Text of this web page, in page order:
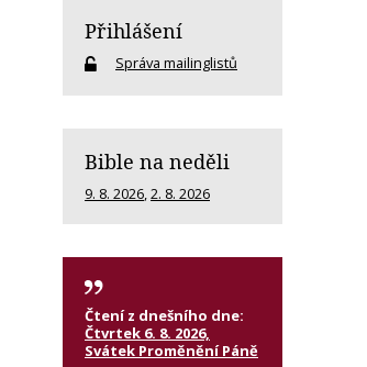
Přihlášení
Správa mailinglistů
Bible na neděli
9. 8. 2026 2. 8. 2026
Čtení z dnešního dne:
Čtvrtek 6. 8. 2026,
Svátek Proměnění Páně